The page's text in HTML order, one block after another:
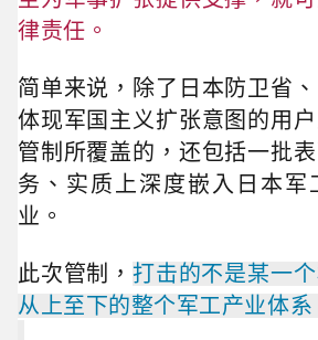
律责任。
简单来说，除了日本防卫省
体现军国主义扩张意图的用
管制所覆盖的，还包括一批
务、实质上深度嵌入日本军
业。
此次管制， 打击的不是某一
从上至下的整个军工产业体系